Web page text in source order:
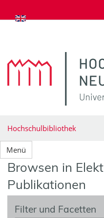
zum Inhalt springen
Hochschulbibliothek
Menü
Browsen in
Publikationen
Filter und Facetten